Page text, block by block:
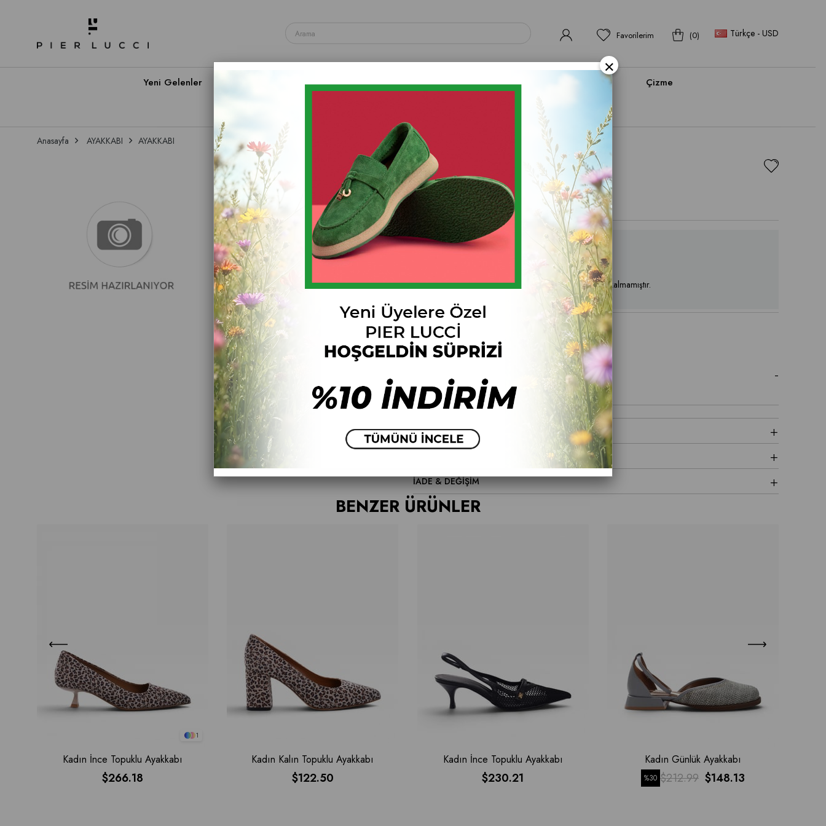
Türkçe - USD
0
Favorilerim
Yeni Gelenler Spor & Sneaker Ayakkabı Topuklu Ayakkabı Bot Çizme
Anasayfa AYAKKABI AYAKKABI
AYAKKABI
Stok Kodu (001 4242)
$0.00
Ürün stoklarımızda kalmamıştır.
Fiyat Düşünce Haber Ver
VERGULİ
YORUMLAR(0)
İADE & DEĞİŞİM
BENZER ÜRÜNLER
1
Kadın İnce Topuklu Ayakkabı
$266.18
Kadın Kalın Topuklu Ayakkabı
$122.50
Kadın İnce Topuklu Ayakkabı
$230.21
Kadın Günlük Ayakkabı
$148.13
$212.99
%30
×